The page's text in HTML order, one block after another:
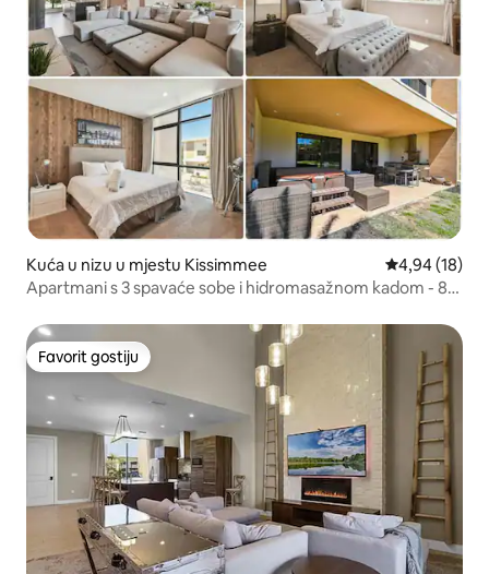
Kuća u nizu u mjestu Kissimmee Prosječna
4,94 (18)
Apartmani s 3 spavaće sobe i hidromasažnom kadom - 8
Favorit gostiju
Favorit gostiju